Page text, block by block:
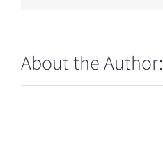
About the Author: